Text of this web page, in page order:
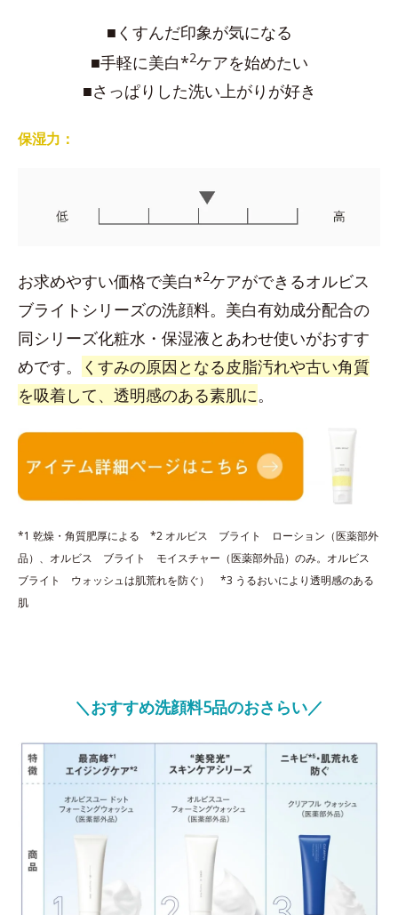
■くすんだ印象が気になる
■手軽に美白*2ケアを始めたい
■さっぱりした洗い上がりが好き
保湿力：
お求めやすい価格で美白*2ケアができるオルビス
ブライトシリーズの洗顔料。美白有効成分配合の
同シリーズ化粧水・保湿液とあわせ使いがおすす
めです。
くすみの原因となる皮脂汚れや古い角質
を吸着して、透明感のある素肌に。
*1 乾燥・角質肥厚による *2 オルビス ブライト ローション（医薬部外
品）、オルビス ブライト モイスチャー（医薬部外品）のみ。オルビス
ブライト ウォッシュは肌荒れを防ぐ） *3 うるおいにより透明感のある
肌
＼おすすめ洗顔料5品のおさらい／